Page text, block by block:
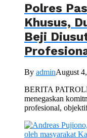
Polres
Khusus,
Beji
By adminAugust
BERITA
menegaskan
profesional,